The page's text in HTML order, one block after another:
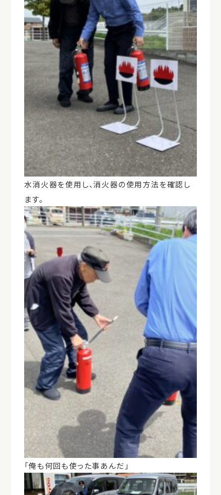
水消火器を使用し、消火器の使用方法を確認し
ます。
「俺も何回も使った事あんだ」